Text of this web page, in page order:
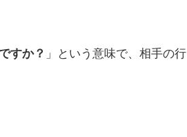
すか？ 」という意味で、相手の行